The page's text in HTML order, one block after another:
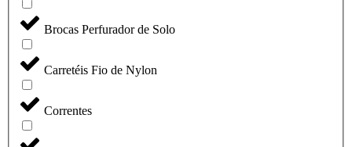
Brocas Perfurador de Solo
Carretéis Fio de Nylon
Correntes